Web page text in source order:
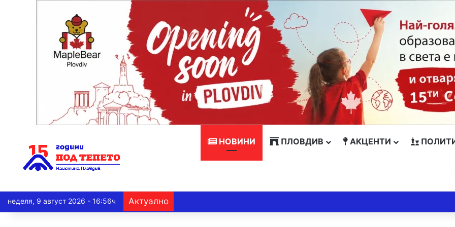
НОВИНИ ПЛОВДИВ АКЦЕНТИ
неделя, 9 август 2026 - 16:56ч Актуално